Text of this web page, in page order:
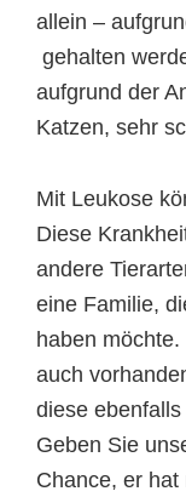
allein –
gehalten
aufgrund der
Katzen, sehr
Mit Leukose
Diese
andere
eine Familie,
haben
auch
diese
Geben Sie
Chance, er